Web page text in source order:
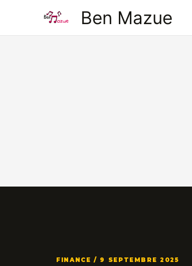
Ben Mazue
FINANCE / 9 SEPTEMBRE 2025